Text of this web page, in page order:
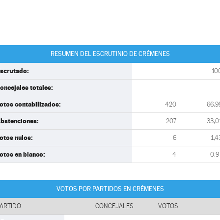
RESUMEN DEL ESCRUTINIO DE CRÉMENES
totales:
contabilizados: 420
207
nulos: 6
en blanco: 4
VOTOS POR PARTIDOS EN CRÉMENES
CONCEJALES VOTOS